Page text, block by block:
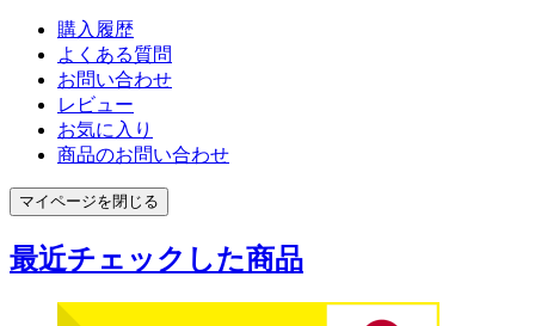
購入履歴
よくある質問
お問い合わせ
レビュー
お気に入り
商品のお問い合わせ
マイページを閉じる
最近チェックした商品